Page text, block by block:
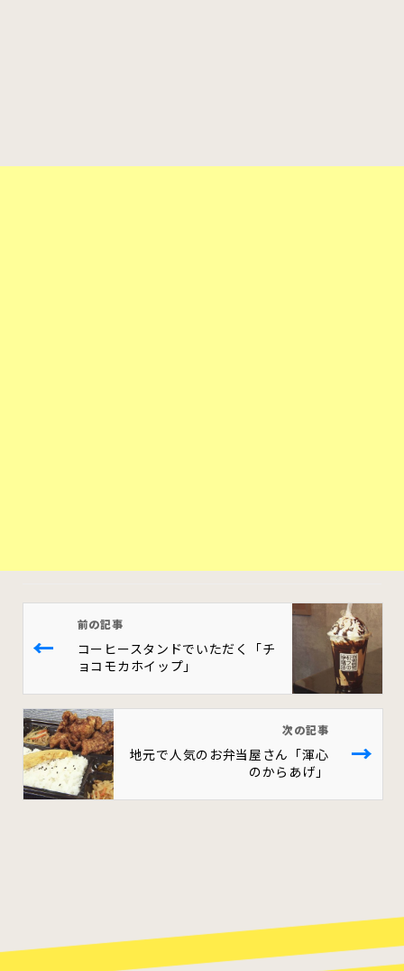
←
前の記事
コーヒースタンドでいただく「チ
ョコモカホイップ」
次の記事
地元で人気のお弁当屋さん「渾心
のからあげ」
→